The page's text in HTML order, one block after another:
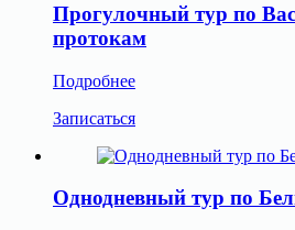
Прогулочный тур по
протокам
Подробнее
Записаться
Однодневный тур по